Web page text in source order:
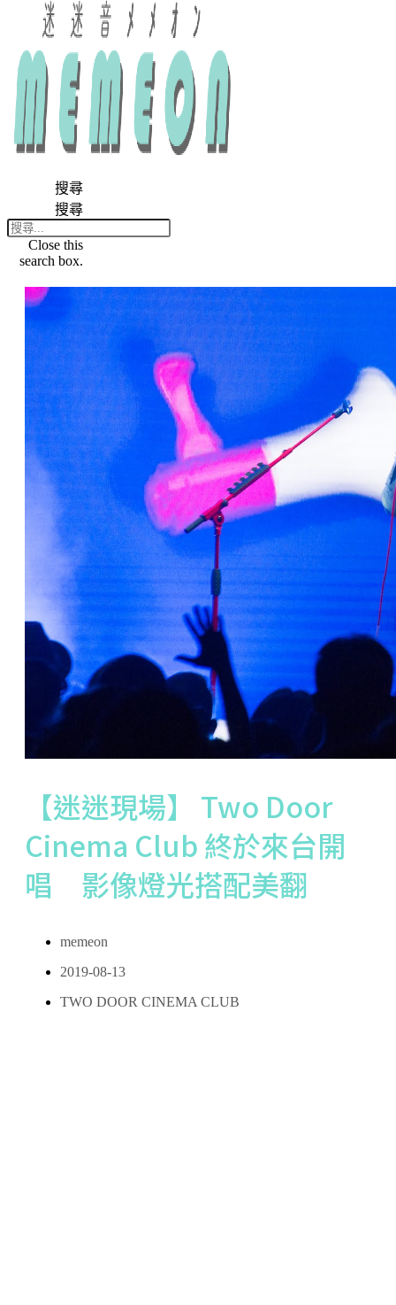
搜尋
搜尋
Close this
search box.
【迷迷現場】 Two Door
Cinema Club 終於來台開
唱 影像燈光搭配美翻
memeon
2019-08-13
TWO DOOR CINEMA CLUB